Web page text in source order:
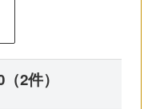
2件）